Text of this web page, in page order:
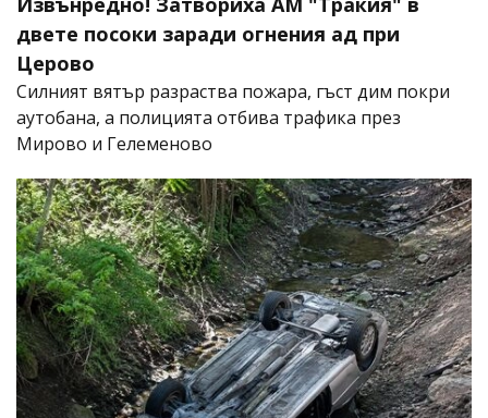
двете посоки заради огнения ад при
Церово
Силният вятър разраства пожара, гъст дим покри
аутобана, а полицията отбива трафика през
Мирово и Гелеменово